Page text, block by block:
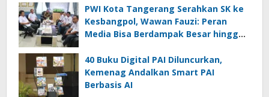
PWI Kota Tangerang Serahkan SK ke
Kesbangpol, Wawan Fauzi: Peran
Media Bisa Berdampak Besar hingga
40 Buku Digital PAI Diluncurkan,
Kemenag Andalkan Smart PAI
Berbasis AI